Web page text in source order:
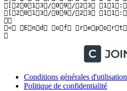
Conditions générales d'utilisation
Politique de confidentialité